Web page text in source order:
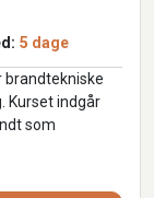
5 dage
brandtekniske
Kurset indgår
som